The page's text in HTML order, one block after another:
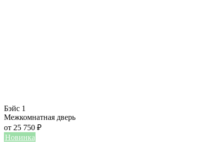
Бэйс 1
Межкомнатная дверь
от 25 750 ₽
Новинка